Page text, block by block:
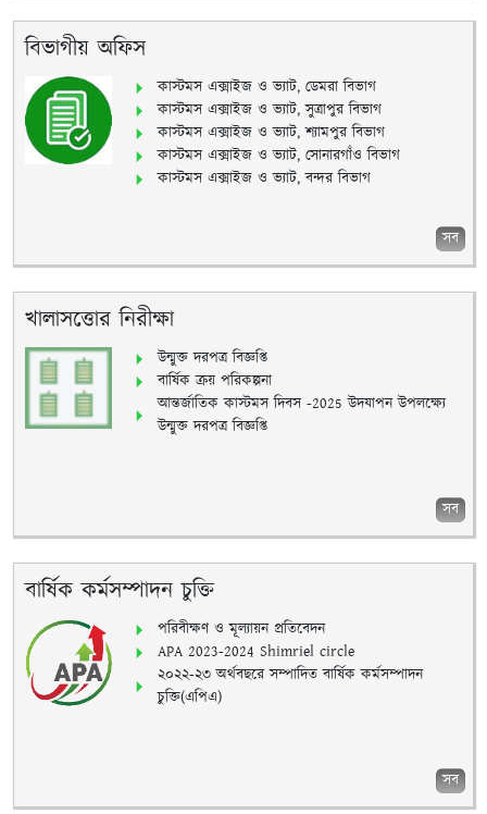
বিভাগীয় অফিস
কাস্টমস এক্সাইজ ও ভ্যাট, ডেমরা বিভাগ
কাস্টমস এক্সাইজ ও ভ্যাট, সুত্রাপুর বিভাগ
কাস্টমস এক্সাইজ ও ভ্যাট, শ্যামপুর বিভাগ
কাস্টমস এক্সাইজ ও ভ্যাট, সোনারগাঁও বিভাগ
কাস্টমস এক্সাইজ ও ভ্যাট, বন্দর বিভাগ
সব
খালাসত্তোর নিরীক্ষা
উন্মুক্ত দরপত্র বিজ্ঞপ্তি
বার্ষিক ক্রয় পরিকল্পনা
আন্তর্জাতিক কাস্টমস দিবস -2025 উদযাপন উপলক্ষ্যে
উন্মুক্ত দরপত্র বিজ্ঞপ্তি
সব
বার্ষিক কর্মসম্পাদন চুক্তি
পরিবীক্ষণ ও মূল্যায়ন প্রতিবেদন
APA 2023-2024 Shimriel circle
২০২২-২৩ অর্থবছরে সম্পাদিত বার্ষিক কর্মসম্পাদন
চুক্তি(এপিএ)
সব